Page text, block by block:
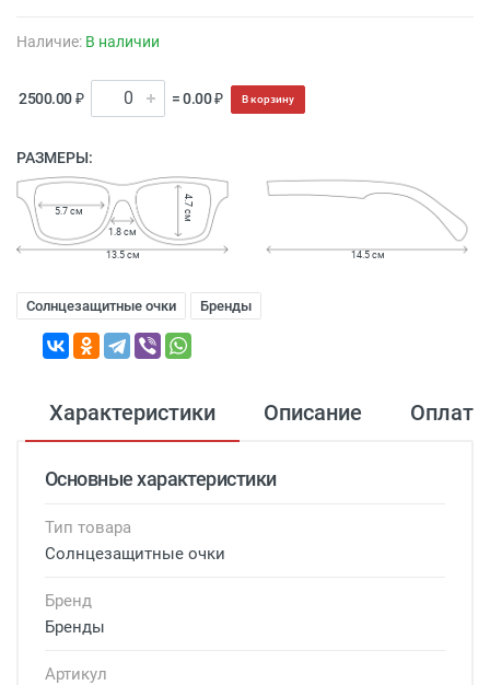
Наличие: В наличии
2500.00 ₽ = 0.00 ₽ В корзину
РАЗМЕРЫ:
1.8 см
5.7 см 4.7 см
13.5 см 14.5 см
Солнцезащитные очки Бренды
Характеристики Описание Оплата
Основные характеристики
Тип товара
Солнцезащитные очки
Бренд
Бренды
Артикул